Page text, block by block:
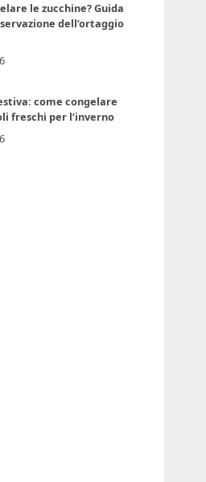
le zucchine? Guida
dell’ortaggio
come congelare
freschi per l’inverno